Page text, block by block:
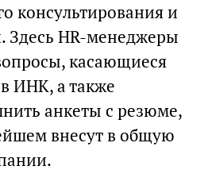
консультирования и
Здесь HR-менеджеры
касающиеся
ИНК, а также
анкеты с резюме,
внесут в общую